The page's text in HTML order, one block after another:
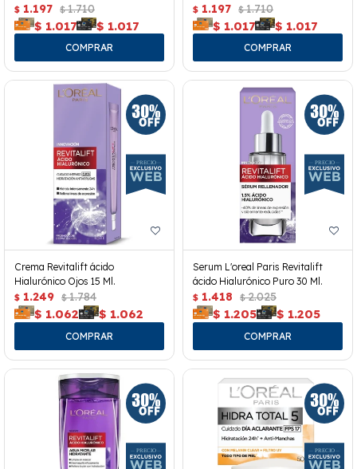
$ 1.197 $ 1.710
$ 1.017 $ 1.017
$ 1.197 $ 1.710
$ 1.017 $ 1.017
Crema Revitalift ácido
Hialurónico Ojos 15 Ml.
$ 1.249 $ 1.784
$ 1.062 $ 1.062
Serum L'oreal Paris Revitalift
ácido Hialurónico Puro 30 Ml.
$ 1.418 $ 2.025
$ 1.205 $ 1.205